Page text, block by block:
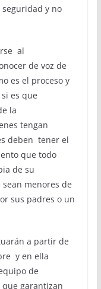
y no
al
de voz de
es el proceso y
es que
la
tengan
deben tener el
que todo
de su
menores de
sus padres o un
a partir de
y en ella
de
garantizan